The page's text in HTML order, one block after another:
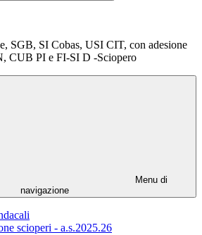
SGB, SI Cobas, USI CIT, con adesione
CUB PI e FI-SI D -Sciopero
Menu di
navigazione
scioperi - a.s.2025.26